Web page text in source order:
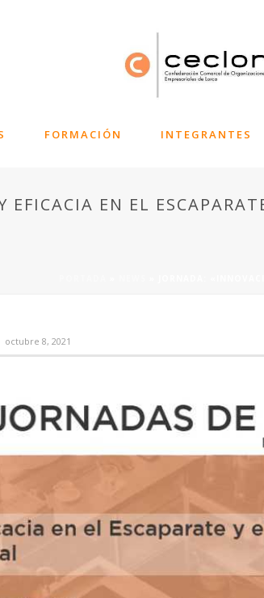
FORMACIÓN INTEGRANTES
EN EL
octubre 8, 2021